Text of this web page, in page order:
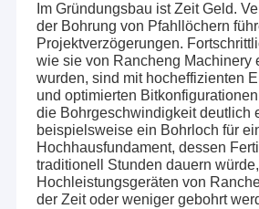
Im Gründungsbau ist Zeit Geld.
der Bohrung von Pfahllöchern
Projektverzögerungen.
wie sie von Rancheng Machinery
wurden, sind mit hocheffizienten
und optimierten
die Bohrgeschwindigkeit deutlich
beispielsweise ein Bohrloch für
Hochhausfundament, dessen
traditionell Stunden dauern
Hochleistungsgeräten von
der Zeit oder weniger gebohrt